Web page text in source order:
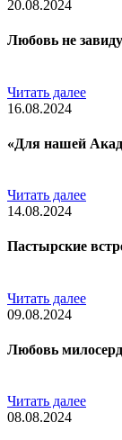
20.08.2024
Любовь не
Читать далее
16.08.2024
«Для нашей
Читать далее
14.08.2024
Пастырские
Читать далее
09.08.2024
Любовь
Читать далее
08.08.2024